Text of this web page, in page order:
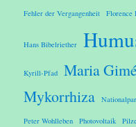
Fehler der Vergangenheit Florence
Hans Bibelriether
Kyrill-Pfad Maria
Mykorrhiza
Peter Wohlleben Photovoltaik